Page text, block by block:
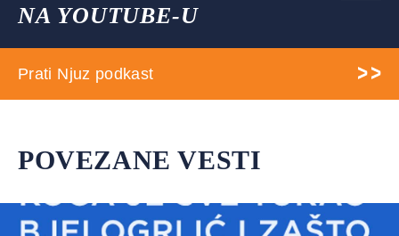
NA YOUTUBE-U
Prati Njuz podkast
POVEZANE VESTI